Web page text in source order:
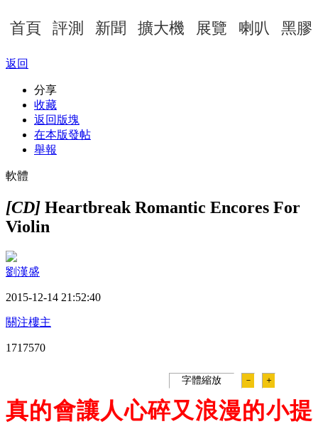
首頁 評測 新聞 擴大機 展覽 喇叭 黑膠
返回
分享
收藏
返回版塊
在本版發帖
舉報
軟體
[CD] Heartbreak Romantic Encores For
Violin
劉漢盛
2015-12-14 21:52:40
關注樓主
1717570
字體縮放 － ＋
真的會讓人心碎又浪漫的小提